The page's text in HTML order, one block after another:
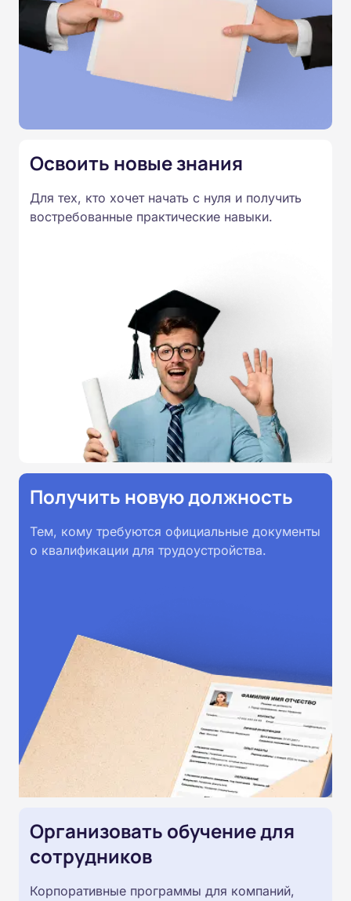
проводится онлайн. По завершении курса
слушатели получают удостоверение о
повышении квалификации установленного
Освоить новые знания
Для тех, кто хочет начать с нуля и получить
востребованные практические навыки.
Получить новую должность
Тем, кому требуются официальные документы
о квалификации для трудоустройства.
Организовать обучение для
сотрудников
Корпоративные программы для компаний,